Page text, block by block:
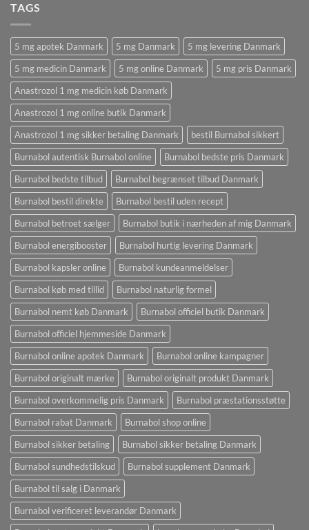
TAGS
5 mg apotek Danmark 5 mg Danmark
5 mg levering Danmark
5 mg medicin Danmark
5 mg online Danmark
5 mg pris Danmark
Anastrozol 1 mg medicin køb Danmark
Anastrozol 1 mg online butik Danmark
Anastrozol 1 mg sikker betaling Danmark
bestil Burnabol sikkert
Burnabol autentisk Burnabol online
Burnabol bedste pris Danmark
Burnabol bedste tilbud
Burnabol begrænset tilbud Danmark
Burnabol bestil direkte
Burnabol bestil uden recept
Burnabol betroet sælger
Burnabol butik i nærheden af ​​mig Danmark
Burnabol energibooster
Burnabol hurtig levering Danmark
Burnabol kapsler online
Burnabol kundeanmeldelser
Burnabol køb med tillid
Burnabol naturlig formel
Burnabol nemt køb Danmark
Burnabol officiel butik Danmark
Burnabol officiel hjemmeside Danmark
Burnabol online apotek Danmark
Burnabol online kampagner
Burnabol originalt mærke
Burnabol originalt produkt Danmark
Burnabol overkommelig pris Danmark
Burnabol præstationsstøtte
Burnabol rabat Danmark
Burnabol shop online
Burnabol sikker betaling
Burnabol sikker betaling Danmark
Burnabol sundhedstilskud
Burnabol supplement Danmark
Burnabol til salg i Danmark
Burnabol verificeret leverandør Danmark